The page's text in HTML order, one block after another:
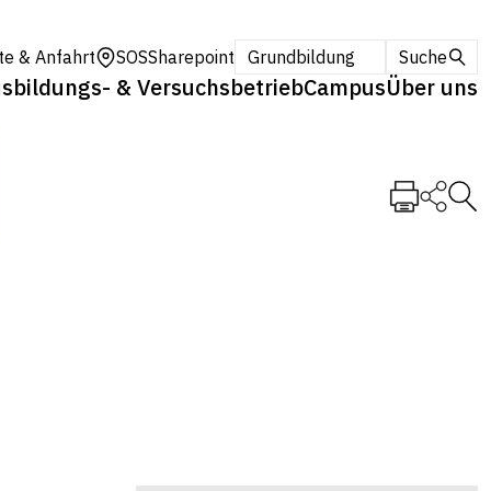
& Anfahrt SOSSharepoint Grundbildung Suche
& VersuchsbetriebCampusÜber uns